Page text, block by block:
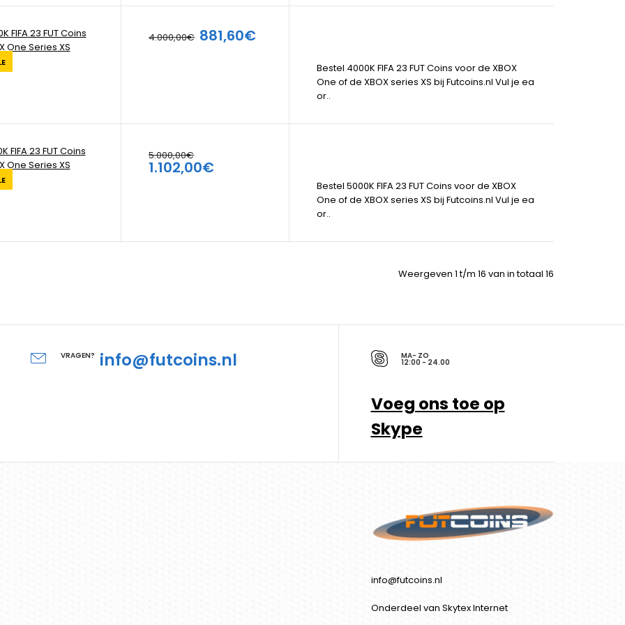
FIFA 23 FUT Coins
One Series XS
4.000,00€ 881,60€
Bestel 4000K FIFA 23 FUT Coins voor de XBOX
One of de XBOX series XS bij Futcoins.nl Vul je ea
or..
FIFA 23 FUT Coins
One Series XS
5.000,00€
1.102,00€
Bestel 5000K FIFA 23 FUT Coins voor de XBOX
One of de XBOX series XS bij Futcoins.nl Vul je ea
or..
Weergeven 1 t/m 16 van in totaal 16
VRAGEN? info@futcoins.nl MA- ZO
12:00 - 24.00
Voeg ons toe op
Skype
info@futcoins.nl
Onderdeel van Skytex Internet